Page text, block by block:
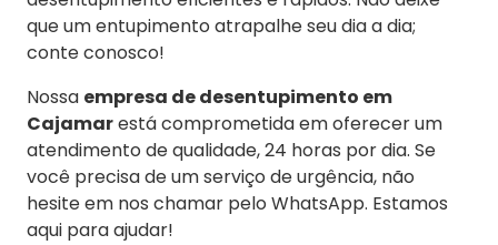
que um entupimento atrapalhe seu dia a dia;
conte conosco!
Nossa empresa de desentupimento em
Cajamarestá comprometida em oferecer um
atendimento de qualidade, 24 horas por dia. Se
você precisa de um serviço de urgência, não
hesite em nos chamar pelo WhatsApp. Estamos
aqui para ajudar!